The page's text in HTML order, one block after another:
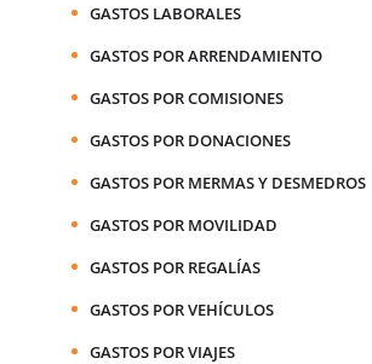
GASTOS LABORALES
GASTOS POR ARRENDAMIENTO
GASTOS POR COMISIONES
GASTOS POR DONACIONES
GASTOS POR MERMAS Y DESMEDROS
GASTOS POR MOVILIDAD
GASTOS POR REGALÍAS
GASTOS POR VEHÍCULOS
GASTOS POR VIAJES